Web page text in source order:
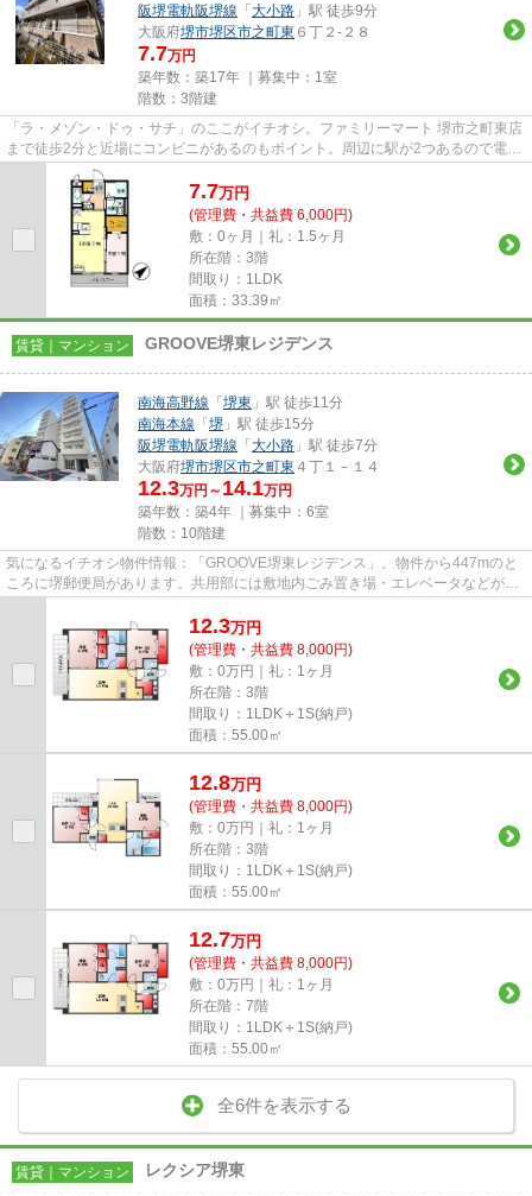
阪堺電軌阪堺線 「 大小路 」駅 徒歩9分
大阪府堺市堺区市之町東 ６丁２-２８
7.7万円
築年数：築17年 ｜募集中： 1室
階数：3階建
「ラ・メゾン・ドゥ・サチ」のここがイチオシ。ファミリーマート 堺市之町東店
まで徒歩2分と近場にコンビニがあるのもポイント。周辺に駅が2つあるので電車
での移動が便利です。こちら...
7.7万円
(管理費・共益費 6,000円)
敷：0ヶ月｜礼：1.5ヶ月
所在階：3階
間取り：1LDK
面積：33.39㎡
賃貸｜マンション GROOVE堺東レジデンス
南海高野線 「 堺東 」駅 徒歩11分
南海本線 「 堺 」駅 徒歩15分
阪堺電軌阪堺線 「 大小路 」駅 徒歩7分
大阪府堺市堺区市之町東 ４丁１－１４
12.3万円～ 14.1万円
築年数：築4年 ｜募集中： 6室
階数：10階建
気になるイチオシ物件情報：「GROOVE堺東レジデンス」。物件から447mのと
ころに堺郵便局があります。共用部には敷地内ごみ置き場・エレベータなどが揃
12.3万円
(管理費・共益費 8,000円)
敷：0万円｜礼：1ヶ月
所在階：3階
間取り：1LDK＋1S(納戸)
面積：55.00㎡
12.8万円
(管理費・共益費 8,000円)
敷：0万円｜礼：1ヶ月
所在階：3階
間取り：1LDK＋1S(納戸)
面積：55.00㎡
12.7万円
(管理費・共益費 8,000円)
敷：0万円｜礼：1ヶ月
所在階：7階
間取り：1LDK＋1S(納戸)
面積：55.00㎡
全6件を表示する
賃貸｜マンション レクシア堺東